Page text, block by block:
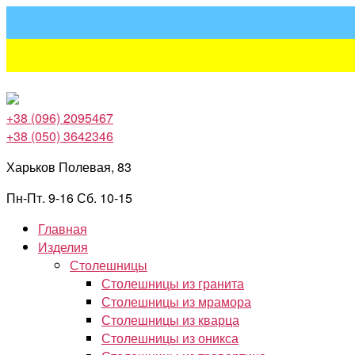
+38 (096) 2095467
+38 (050) 3642346
Харьков Полевая, 83
Пн-Пт. 9-16 Сб. 10-15
Главная
Изделия
Столешницы
Столешницы из гранита
Столешницы из мрамора
Столешницы из кварца
Столешницы из оникса